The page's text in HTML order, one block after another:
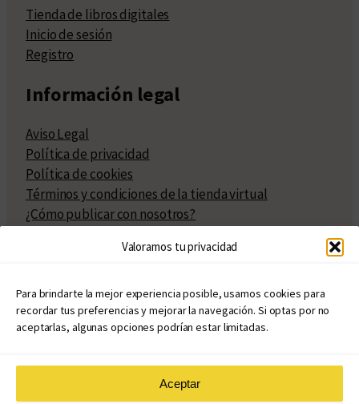
Valoramos tu privacidad
Para brindarte la mejor experiencia posible, usamos cookies para
recordar tus preferencias y mejorar la navegación. Si optas por no
aceptarlas, algunas opciones podrían estar limitadas.
Aceptar
Tienda de libros digitales
Inicio de sesión
Registro
Información legal
Aviso Legal
Política de privacidad
Política de cookies
Términos y condiciones de la tienda virtual
¿Cómo publicar con nosotros?
Políticas de publicación
Políticas de coedición
Atribuciones